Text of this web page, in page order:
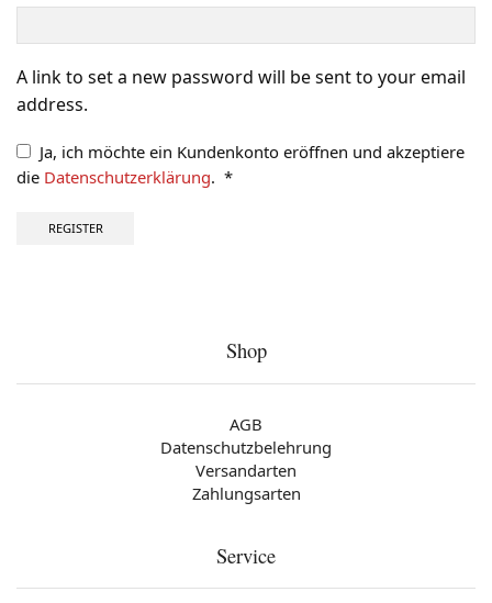
A link to set a new password will be sent to your email
address.
Ja, ich möchte ein Kundenkonto eröffnen und akzeptiere
die Datenschutzerklärung. *
REGISTER
Shop
AGB
Datenschutzbelehrung
Versandarten
Zahlungsarten
Service